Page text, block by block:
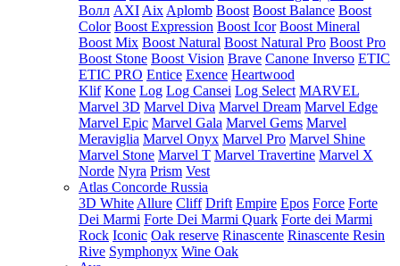
Волл AXI Aix Aplomb Boost Boost Balance Boost
Color Boost Expression Boost Icor Boost Mineral
Boost Mix Boost Natural Boost Natural Pro Boost Pro
Boost Stone Boost Vision Brave Canone Inverso ETIC
ETIC PRO Entice Exence Heartwood
Klif Kone Log Log Cansei Log Select MARVEL
Marvel 3D Marvel Diva Marvel Dream Marvel Edge
Marvel Epic Marvel Gala Marvel Gems Marvel
Meraviglia Marvel Onyx Marvel Pro Marvel Shine
Marvel Stone Marvel T Marvel Travertine Marvel X
Norde Nyra Prism Vest
Atlas Concorde Russia
3D White Allure Cliff Drift Empire Epos Force Forte
Dei Marmi Forte Dei Marmi Quark Forte dei Marmi
Rock Iconic Oak reserve Rinascente Rinascente Resin
Rive Symphonyx Wine Oak